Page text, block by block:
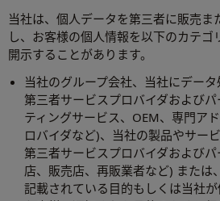
当社は、個人データを第三者に販売ま
し、お客様の個人情報を以下のカテゴ
開示することがあります。
当社のグループ会社、当社にデー
第三者サービスプロバイダおよび
ティングサービス、OEM、専門ア
ロバイダなど)、当社の製品やサー
第三者サービスプロバイダおよび
店、販売店、再販業者など) または
記載されている目的もしくは当社